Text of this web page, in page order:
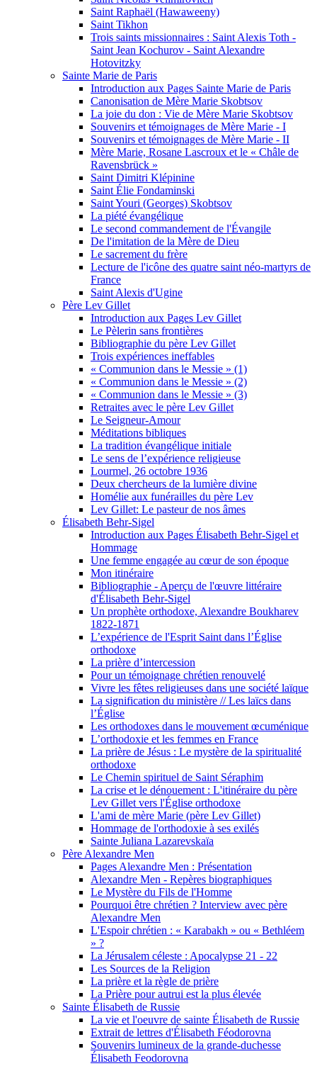
Saint Raphaël (Hawaweeny)
Saint Tikhon
Trois saints missionnaires : Saint Alexis Toth -
Saint Jean Kochurov - Saint Alexandre
Hotovitzky
Sainte Marie de Paris
Introduction aux Pages Sainte Marie de Paris
Canonisation de Mère Marie Skobtsov
La joie du don : Vie de Mère Marie Skobtsov
Souvenirs et témoignages de Mère Marie - I
Souvenirs et témoignages de Mère Marie - II
Mère Marie, Rosane Lascroux et le « Châle de
Ravensbrück »
Saint Dimitri Klépinine
Saint Élie Fondaminski
Saint Youri (Georges) Skobtsov
La piété évangélique
Le second commandement de l'Évangile
De l'imitation de la Mère de Dieu
Le sacrement du frère
Lecture de l'icône des quatre saint néo-martyrs de
France
Saint Alexis d'Ugine
Père Lev Gillet
Introduction aux Pages Lev Gillet
Le Pèlerin sans frontières
Bibliographie du père Lev Gillet
Trois expériences ineffables
« Communion dans le Messie » (1)
« Communion dans le Messie » (2)
« Communion dans le Messie » (3)
Retraites avec le père Lev Gillet
Le Seigneur-Amour
Méditations bibliques
La tradition évangélique initiale
Le sens de l’expérience religieuse
Lourmel, 26 octobre 1936
Deux chercheurs de la lumière divine
Homélie aux funérailles du père Lev
Lev Gillet: Le pasteur de nos âmes
Élisabeth Behr-Sigel
Introduction aux Pages Élisabeth Behr-Sigel et
Hommage
Une femme engagée au cœur de son époque
Mon itinéraire
Bibliographie - Aperçu de l'œuvre littéraire
d'Élisabeth Behr-Sigel
Un prophète orthodoxe, Alexandre Boukharev
1822-1871
L’expérience de l'Esprit Saint dans l’Église
orthodoxe
La prière d’intercession
Pour un témoignage chrétien renouvelé
Vivre les fêtes religieuses dans une société laïque
La signification du ministère // Les laïcs dans
l’Église
Les orthodoxes dans le mouvement œcuménique
L’orthodoxie et les femmes en France
La prière de Jésus : Le mystère de la spiritualité
orthodoxe
Le Chemin spirituel de Saint Séraphim
La crise et le dénouement : L'itinéraire du père
Lev Gillet vers l'Église orthodoxe
L'ami de mère Marie (père Lev Gillet)
Hommage de l'orthodoxie à ses exilés
Sainte Juliana Lazarevskaïa
Père Alexandre Men
Pages Alexandre Men : Présentation
Alexandre Men - Repères biographiques
Le Mystère du Fils de l'Homme
Pourquoi être chrétien ? Interview avec père
Alexandre Men
L'Espoir chrétien : « Karabakh » ou « Bethléem
» ?
La Jérusalem céleste : Apocalypse 21 - 22
Les Sources de la Religion
La prière et la règle de prière
La Prière pour autrui est la plus élevée
Sainte Élisabeth de Russie
La vie et l'oeuvre de sainte Élisabeth de Russie
Extrait de lettres d'Élisabeth Féodorovna
Souvenirs lumineux de la grande-duchesse
Élisabeth Feodorovna